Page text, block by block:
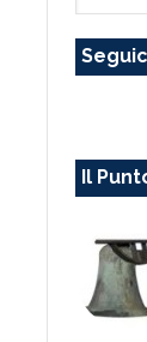
sito
Il